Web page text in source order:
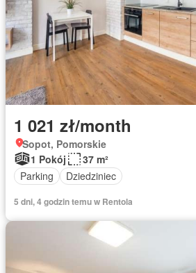
1 021 zł/month
Sopot, Pomorskie
1 Pokój
37 m²
Parking
Dziedziniec
5 dni, 4 godzin temu w Rentola